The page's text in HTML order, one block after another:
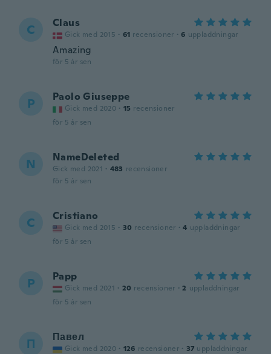
C Claus
Gick med 2015 · 61 recensioner · 6 uppladdningar
Amazing
för 5 år sen
P Paolo Giuseppe
Gick med 2020 · 15 recensioner
för 5 år sen
N NameDeleted
Gick med 2021 · 483 recensioner
för 5 år sen
C Cristiano
Gick med 2015 · 30 recensioner · 4 uppladdningar
för 5 år sen
P Papp
Gick med 2021 · 20 recensioner · 2 uppladdningar
för 5 år sen
П Павел
Gick med 2020 · 126 recensioner · 37 uppladdningar